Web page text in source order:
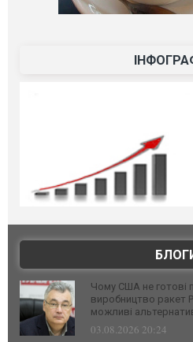
Чому США не готові
виробництво ракет
можливі
03.08.2026 20:24